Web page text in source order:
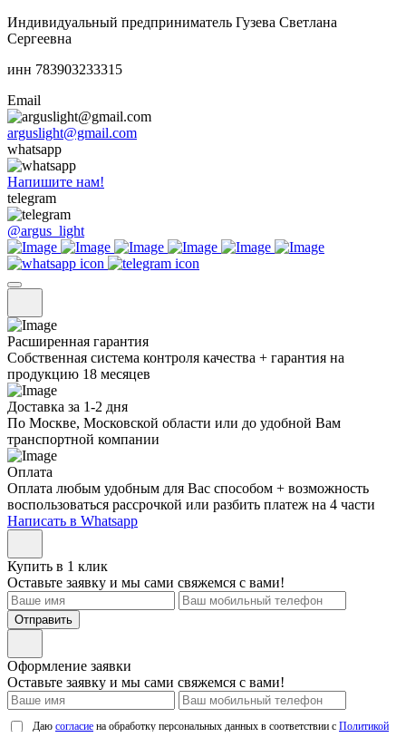
Индивидуальный предприниматель Гузева Светлана
Сергеевна
инн 783903233315
Email
arguslight@gmail.com
whatsapp
Напишите нам!
telegram
@argus_light
Расширенная гарантия
Собственная система контроля качества + гарантия на
продукцию 18 месяцев
Доставка за 1-2 дня
По Москве, Московской области или до удобной Вам
транспортной компании
Оплата
Оплата любым удобным для Вас способом + возможность
воспользоваться рассрочкой или разбить платеж на 4 части
Написать в Whatsapp
Купить в 1 клик
Оставьте заявку и мы сами свяжемся с вами!
Отправить
Оформление заявки
Оставьте заявку и мы сами свяжемся с вами!
Даю согласие на обработку персональных данных в соответствии с Политикой